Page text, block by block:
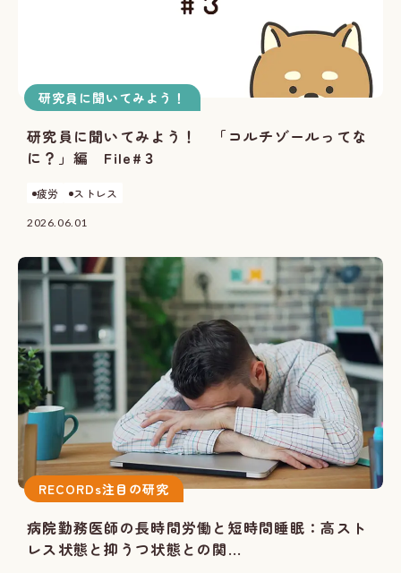
研究員に聞いてみよう！
研究員に聞いてみよう！ 「コルチゾールってな
に？」編 File#３
疲労 ストレス
2026.06.01
RECORDs注目の研究
病院勤務医師の長時間労働と短時間睡眠：高スト
レス状態と抑うつ状態との関...